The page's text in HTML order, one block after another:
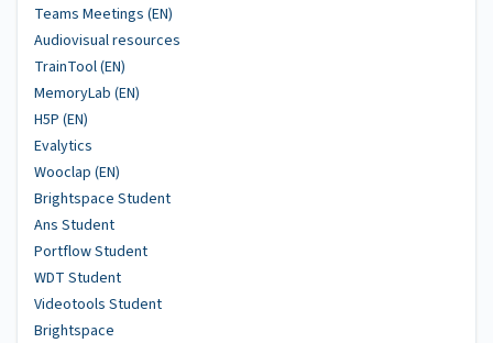
Teams Meetings (EN)
Audiovisual resources
TrainTool (EN)
MemoryLab (EN)
H5P (EN)
Evalytics
Wooclap (EN)
Brightspace Student
Ans Student
Portflow Student
WDT Student
Videotools Student
Brightspace